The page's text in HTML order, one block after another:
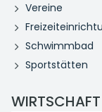
Vereine
Schwimmbad
Sportstätten